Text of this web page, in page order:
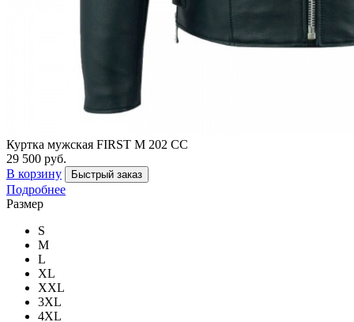
Куртка мужская FIRST M 202 CC
29 500 руб.
В корзину
Быстрый заказ
Подробнее
Размер
S
M
L
XL
XXL
3XL
4XL